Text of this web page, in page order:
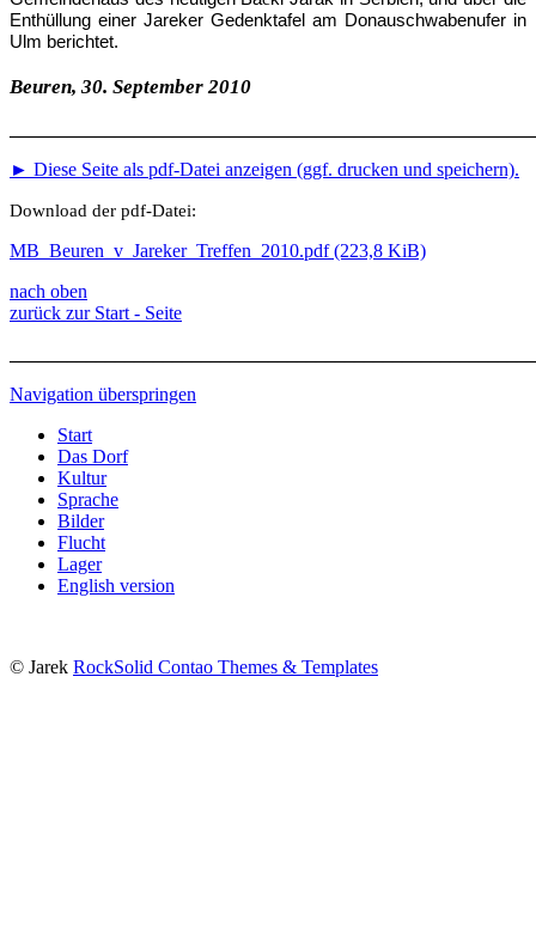
Enthüllung einer Jareker Gedenktafel am Donauschwabenufer in
Ulm berichtet.
Beuren, 30. September 2010
► Diese Seite als pdf-Datei anzeigen (ggf. drucken und speichern).
Download der pdf-Datei:
MB_Beuren_v_Jareker_Treffen_2010.pdf(223,8 KiB)
nach oben
zurück zur Start - Seite
Navigation überspringen
Start
Das Dorf
Kultur
Sprache
Bilder
Flucht
Lager
English version
© Jarek RockSolid Contao Themes & Templates